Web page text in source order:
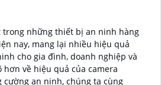
trong những thiết bị an ninh hàng
nay, mang lại nhiều hiệu quả
cho gia đình, doanh nghiệp và
về hiệu quả của camera
cường an ninh, chúng ta cùng